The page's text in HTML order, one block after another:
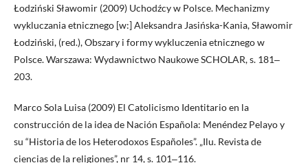
Łodziński Sławomir (2009) Uchodźcy w Polsce. Mechanizmy
wykluczania etnicznego [w:] Aleksandra Jasińska-Kania, Sławomir
Łodziński, (red.), Obszary i formy wykluczenia etnicznego w
Polsce. Warszawa: Wydawnictwo Naukowe SCHOLAR, s. 181‒
203.
Marco Sola Luisa (2009) El Catolicismo Identitario en la
construcción de la idea de Nación Española: Menéndez Pelayo y
su “Historia de los Heterodoxos Españoles”. „Ilu. Revista de
ciencias de la religiones”, nr 14, s. 101‒116.